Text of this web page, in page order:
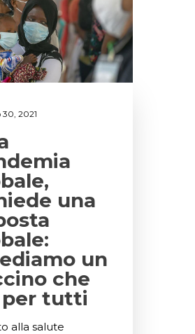
30, 2021
una
un
che
per tutti
alla salute